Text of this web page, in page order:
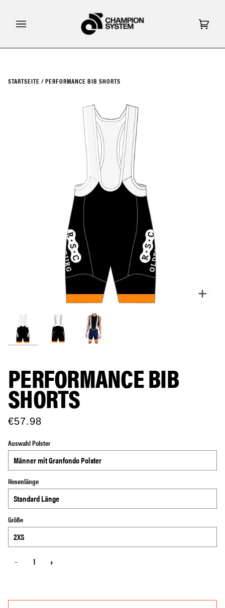
Inhalt
STARTSEITE / PERFORMANCE BIB SHORTS
PERFORMANCE BIB
SHORTS
€57.98
Auswahl Polster
Hosenlänge
Größe
− +